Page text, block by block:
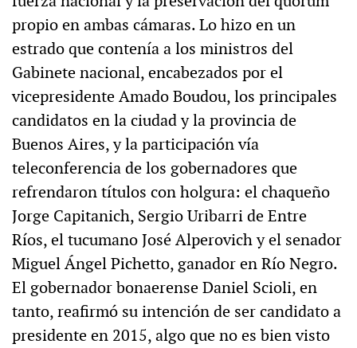
propio en ambas cámaras. Lo hizo en un
estrado que contenía a los ministros del
Gabinete nacional, encabezados por el
vicepresidente Amado Boudou, los principales
candidatos en la ciudad y la provincia de
Buenos Aires, y la participación vía
teleconferencia de los gobernadores que
refrendaron títulos con holgura: el chaqueño
Jorge Capitanich, Sergio Uribarri de Entre
Ríos, el tucumano José Alperovich y el senador
Miguel Ángel Pichetto, ganador en Río Negro.
El gobernador bonaerense Daniel Scioli, en
tanto, reafirmó su intención de ser candidato a
presidente en 2015, algo que no es bien visto